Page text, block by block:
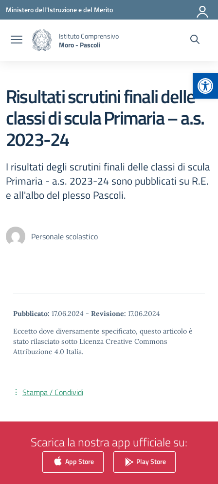
Vai ai contenuti
Vai al menu di navigazione
Vai al footer
Ministero dell'Istruzione e del Merito
Istituto Comprensivo
Moro - Pascoli
Risultati scrutini finali delle
classi di scula Primaria – a.s.
2023-24
I risultati degli scrutini finali delle classi di scula
Primaria - a.s. 2023-24 sono pubblicati su R.E.
e all'albo del plesso Pascoli.
Personale scolastico
Pubblicato: 17.06.2024 - Revisione: 17.06.2024
Eccetto dove diversamente specificato, questo articolo è
stato rilasciato sotto Licenza Creative Commons
Attribuzione 4.0 Italia.
Stampa / Condividi
Scarica la nostra app ufficiale su:
App Store Play Store